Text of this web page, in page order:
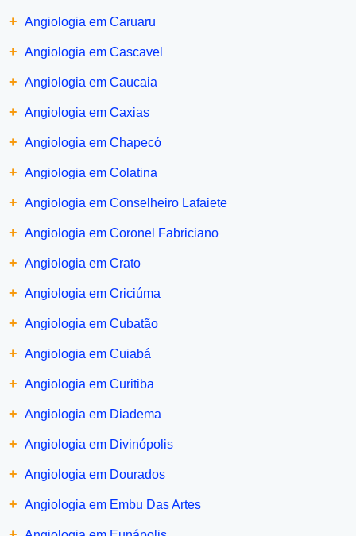
+ Angiologia em Caruaru
+ Angiologia em Cascavel
+ Angiologia em Caucaia
+ Angiologia em Caxias
+ Angiologia em Chapecó
+ Angiologia em Colatina
+ Angiologia em Conselheiro Lafaiete
+ Angiologia em Coronel Fabriciano
+ Angiologia em Crato
+ Angiologia em Criciúma
+ Angiologia em Cubatão
+ Angiologia em Cuiabá
+ Angiologia em Curitiba
+ Angiologia em Diadema
+ Angiologia em Divinópolis
+ Angiologia em Dourados
+ Angiologia em Embu Das Artes